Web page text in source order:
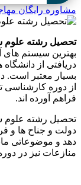
مشاوره رایگان
تحصیل رشته علوم
بهترین سیستم
دریافتی از
بسیار معتبر است.
از دوره کارشناسی
فراهم آورده اند.
تحصیل رشته علوم
دولت و جناح ها و
دهد و موضوعاتی
منازعات نیز در